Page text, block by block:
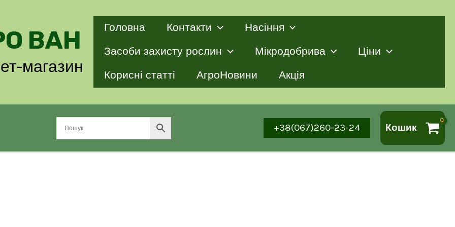
ВАН
магазин
Головна Контакти Насіння
Засоби захисту рослин Мікродобрива Ціни
Корисні статті АгроНовини Акція
+38(067)260-23-24 Кошик